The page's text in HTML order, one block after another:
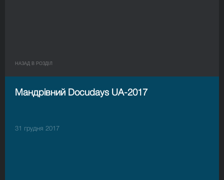
НАЗАД В РОЗДIЛ
Мандрівний Docudays UA-2017
31 грудня 2017